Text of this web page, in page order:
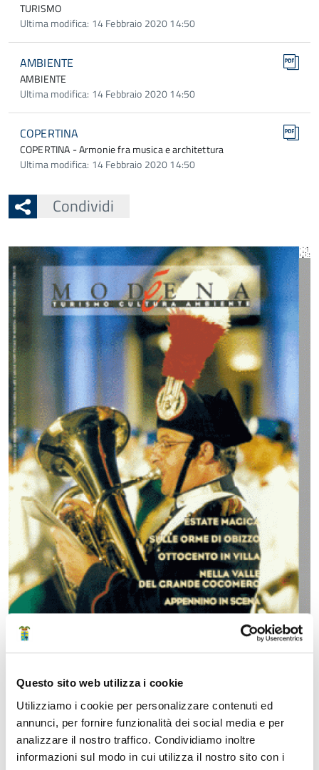
Questo sito web utilizza i cookie
Utilizziamo i cookie per personalizzare contenuti ed
annunci, per fornire funzionalità dei social media e per
analizzare il nostro traffico. Condividiamo inoltre
informazioni sul modo in cui utilizza il nostro sito con i
TURISMO
Ultima modifica: 14 Febbraio 2020 14:50
AMBIENTE
AMBIENTE
Ultima modifica: 14 Febbraio 2020 14:50
COPERTINA
COPERTINA - Armonie fra musica e architettura
Ultima modifica: 14 Febbraio 2020 14:50
Condividi
Struttura di riferimento
Area Amministrativa